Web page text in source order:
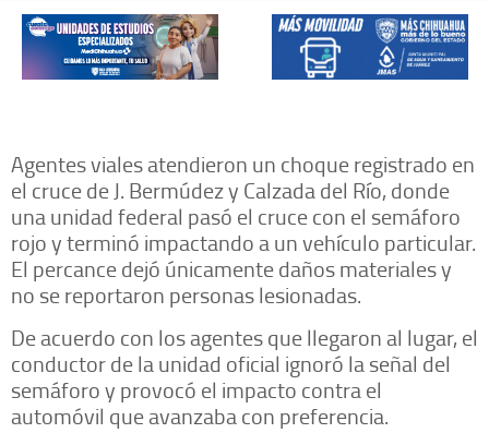
Agentes viales atendieron un choque registrado en
el cruce de J. Bermúdez y Calzada del Río, donde
una unidad federal pasó el cruce con el semáforo
rojo y terminó impactando a un vehículo particular.
El percance dejó únicamente daños materiales y
no se reportaron personas lesionadas.
De acuerdo con los agentes que llegaron al lugar, el
conductor de la unidad oficial ignoró la señal del
semáforo y provocó el impacto contra el
automóvil que avanzaba con preferencia.